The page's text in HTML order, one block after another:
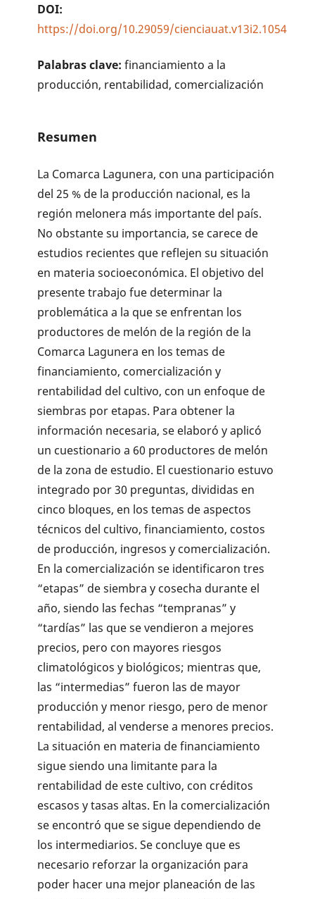
DOI:
https://doi.org/10.29059/cienciauat.v13i2.1054
Palabras clave:financiamiento a la
producción, rentabilidad, comercialización
Resumen
La Comarca Lagunera, con una participación
del 25 % de la producción nacional, es la
región melonera más importante del país.
No obstante su importancia, se carece de
estudios recientes que reflejen su situación
en materia socioeconómica. El objetivo del
presente trabajo fue determinar la
problemática a la que se enfrentan los
productores de melón de la región de la
Comarca Lagunera en los temas de
financiamiento, comercialización y
rentabilidad del cultivo, con un enfoque de
siembras por etapas. Para obtener la
información necesaria, se elaboró y aplicó
un cuestionario a 60 productores de melón
de la zona de estudio. El cuestionario estuvo
integrado por 30 preguntas, divididas en
cinco bloques, en los temas de aspectos
técnicos del cultivo, financiamiento, costos
de producción, ingresos y comercialización.
En la comercialización se identificaron tres
“etapas” de siembra y cosecha durante el
año, siendo las fechas “tempranas” y
“tardías” las que se vendieron a mejores
precios, pero con mayores riesgos
climatológicos y biológicos; mientras que,
las “intermedias” fueron las de mayor
producción y menor riesgo, pero de menor
rentabilidad, al venderse a menores precios.
La situación en materia de financiamiento
sigue siendo una limitante para la
rentabilidad de este cultivo, con créditos
escasos y tasas altas. En la comercialización
se encontró que se sigue dependiendo de
los intermediarios. Se concluye que es
necesario reforzar la organización para
poder hacer una mejor planeación de las